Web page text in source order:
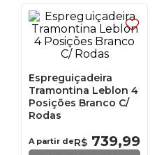
Espreguiçadeira
Tramontina Leblon 4
Posições Branco C/
Rodas
A partir deR$ 739,99